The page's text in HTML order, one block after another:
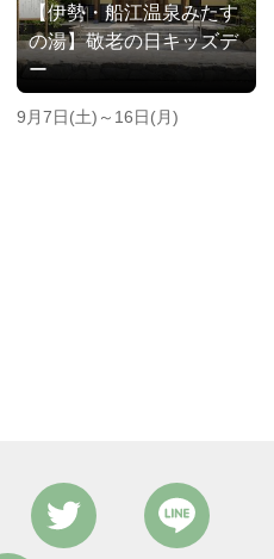
【伊勢・船江温泉みたす
の湯】敬老の日キッズデ
ー
9月7日(土)～16日(月)